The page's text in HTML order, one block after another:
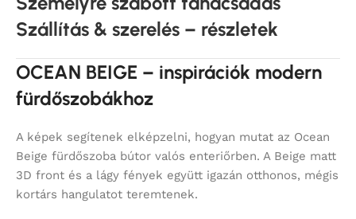
Szállítás & szerelés – részletek
OCEAN BEIGE – inspirációk modern
fürdőszobákhoz
A képek segítenek elképzelni, hogyan mutat az Ocean
Beige fürdőszoba bútor valós enteriőrben. A Beige matt
3D front és a lágy fények együtt igazán otthonos, mégis
kortárs hangulatot teremtenek.